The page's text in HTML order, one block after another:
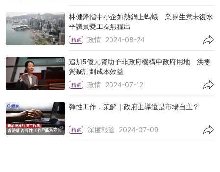
林健鋒指中小企如熱鍋上螞蟻 業界生意未復水
平議員憂工友無糧出
精選 政情 2024-08-24
追加5億元資助予非政府機構申政府用地 洪雯
質疑計劃成本效益
精選 政情 2024-07-12
彈性工作．策解｜政府主導還是市場自主？
精選 深度報道 2024-07-09